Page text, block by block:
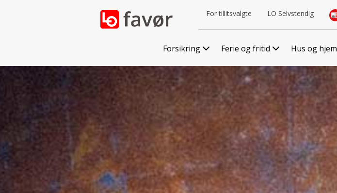
For tillitsvalgte LO Selvstendig
Forsikring Ferie og fritid Hus og hjem